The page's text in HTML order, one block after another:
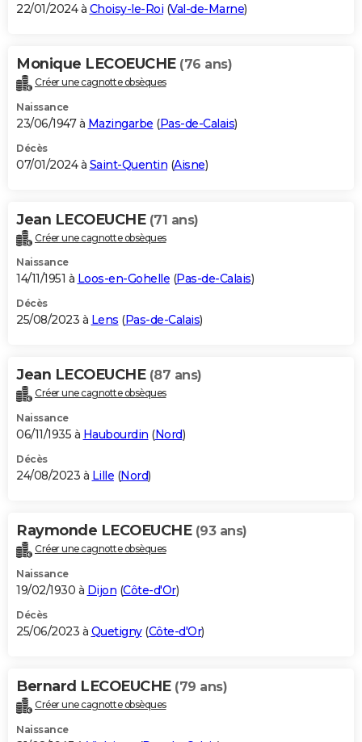
22/01/2024 à Choisy-le-Roi (Val-de-Marne)
Monique LECOEUCHE (76 ans)
Créer une cagnotte obsèques
Naissance
23/06/1947 à Mazingarbe (Pas-de-Calais)
Décès
07/01/2024 à Saint-Quentin (Aisne)
Jean LECOEUCHE (71 ans)
Créer une cagnotte obsèques
Naissance
14/11/1951 à Loos-en-Gohelle (Pas-de-Calais)
Décès
25/08/2023 à Lens (Pas-de-Calais)
Jean LECOEUCHE (87 ans)
Créer une cagnotte obsèques
Naissance
06/11/1935 à Haubourdin (Nord)
Décès
24/08/2023 à Lille (Nord)
Raymonde LECOEUCHE (93 ans)
Créer une cagnotte obsèques
Naissance
19/02/1930 à Dijon (Côte-d'Or)
Décès
25/06/2023 à Quetigny(Côte-d'Or)
Bernard LECOEUCHE (79 ans)
Créer une cagnotte obsèques
Naissance